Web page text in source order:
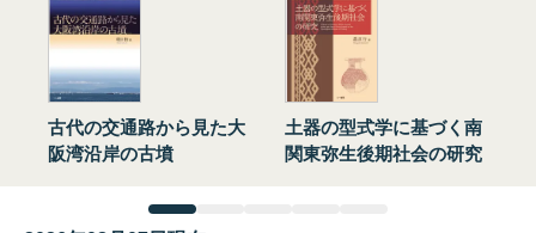
古代の交通路から見た大
阪湾沿岸の古墳
土器の型式学に基づく南
関東弥生後期社会の研究